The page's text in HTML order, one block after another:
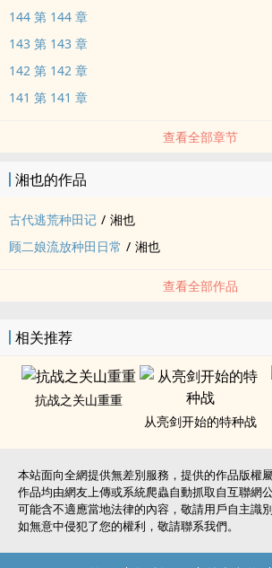
对于众人惊悉后看她怎么作死的冷眼嘲讽，也一
一个人，一间屋，三分地，十亩田！
秦府众人这时候才悔之不及，连便宜前夫君也想
顾冉：稀罕！自己有钱又有闲，找谁不好要吃回
流放途中认识的好妹妹裴熹兰娇滴滴点头附议：
当夜，罪臣之女裴熹兰躺在榻上，露出平坦的
顾冉：⊙０⊙
144 第 144 章
143 第 143 章
142 第 142 章
141 第 141 章
查看全部章节
湘也的作品
古代逃荒种田记 / 湘也
顾二娘流放种田日常 / 湘也
查看全部作品
相关推荐
抗战之关山重重
从亮剑开始的特种战
本站面向全網提供無差別服務，提供的作品版權屬
作品均由網友上傳或系統爬蟲自動抓取自互聯網公
可能含不適應當地法律的內容，敬請用戶自主識別
如無意中侵犯了您的權利，敬請聯系我們。